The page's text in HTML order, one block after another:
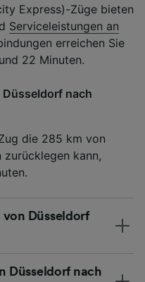
Express)-Züge bieten
Serviceleistungen an
erreichen Sie
22 Minuten.
nach
die 285 km von
zurücklegen kann,
Düsseldorf
Düsseldorf nach